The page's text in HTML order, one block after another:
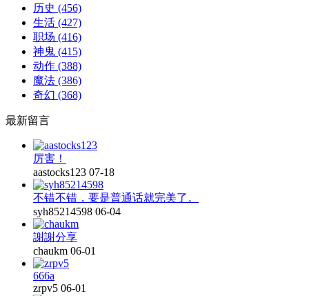
历史 (456)
生活 (427)
职场 (416)
神鬼 (415)
动作 (388)
魔法 (386)
奇幻 (368)
最新留言
厉害！
aastocks123 07-18
不错不错，要是普通话就完美了。
syh85214598 06-04
謝謝分享
chaukm 06-01
666a
zrpv5 06-01